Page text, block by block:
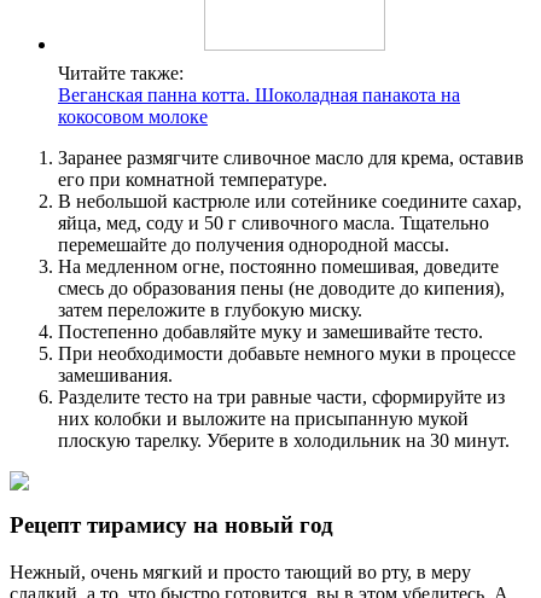
Читайте также:
Веганская панна котта. Шоколадная панакота на
кокосовом молоке
Заранее размягчите сливочное масло для крема, оставив
его при комнатной температуре.
В небольшой кастрюле или сотейнике соедините сахар,
яйца, мед, соду и 50 г сливочного масла. Тщательно
перемешайте до получения однородной массы.
На медленном огне, постоянно помешивая, доведите
смесь до образования пены (не доводите до кипения),
затем переложите в глубокую миску.
Постепенно добавляйте муку и замешивайте тесто.
При необходимости добавьте немного муки в процессе
замешивания.
Разделите тесто на три равные части, сформируйте из
них колобки и выложите на присыпанную мукой
плоскую тарелку. Уберите в холодильник на 30 минут.
Рецепт тирамису на новый год
Нежный, очень мягкий и просто тающий во рту, в меру
сладкий, а то, что быстро готовится, вы в этом убедитесь. А